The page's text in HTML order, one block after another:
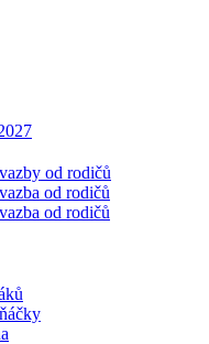
od rodičů
od rodičů
od rodičů